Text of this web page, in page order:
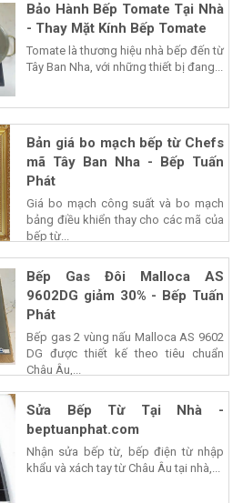
Bảo Hành Bếp Tomate Tại Nhà
- Thay Mặt Kính Bếp Tomate
Tomate là thương hiệu nhà bếp đến từ
Tây Ban Nha, với những thiết bị đang...
Bản giá bo mạch bếp từ Chefs
mã Tây Ban Nha - Bếp Tuấn
Phát
Giá bo mạch công suất và bo mạch
bảng điều khiển thay cho các mã của
bếp từ...
Bếp Gas Đôi Malloca AS
9602DG giảm 30% - Bếp Tuấn
Phát
Bếp gas 2 vùng nấu Malloca AS 9602
DG được thiết kế theo tiêu chuẩn
Châu Âu,...
Sửa Bếp Từ Tại Nhà -
beptuanphat.com
Nhận sửa bếp từ, bếp điện từ nhập
khẩu và xách tay từ Châu Âu tại nhà,...